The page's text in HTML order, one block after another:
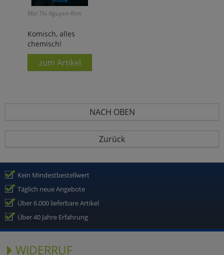
Mai Thi Nguyen-Kim:
Komisch, alles
chemisch!
zum Artikel
NACH OBEN
Zurück
Kein Mindestbestellwert
Täglich neue Angebote
Über 6.000 lieferbare Artikel
Über 40 Jahre Erfahrung
WIDERRUF